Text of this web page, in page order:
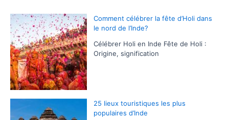
Comment célébrer la fête d’Holi dans
le nord de l’Inde?
Célébrer Holi en Inde Fête de Holi :
Origine, signification
25 lieux touristiques les plus
populaires d’Inde